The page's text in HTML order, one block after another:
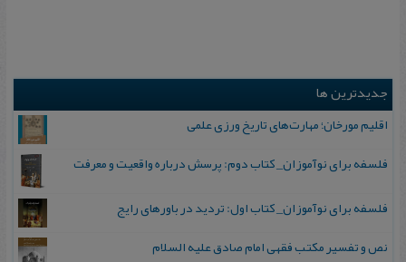
جدیدترین ها
اقلیم مورخان؛ مهارت‌های تاریخ ورزی علمی
فلسفه برای نوآموزان_ کتاب دوم: پرسش درباره واقعیت و معرفت
فلسفه برای نوآموزان_ کتاب اول: تردید در باورهای رایج
نص و تفسیر مکتب فقهی امام صادق علیه السلام